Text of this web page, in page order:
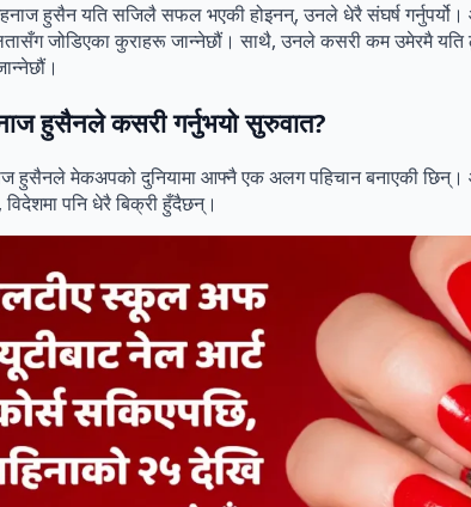
हुसैन यति सजिलै सफल भएकी होइनन्, उनले धेरै संघर्ष
जोडिएका कुराहरू जान्नेछौं। साथै, उनले कसरी कम उमेरमै यति
हुसैनले कसरी गर्नुभयो सुरुवात?
हुसैनले मेकअपको दुनियामा आफ्नै एक अलग पहिचान बनाएकी
विदेशमा पनि धेरै बिक्री हुँदैछन्।